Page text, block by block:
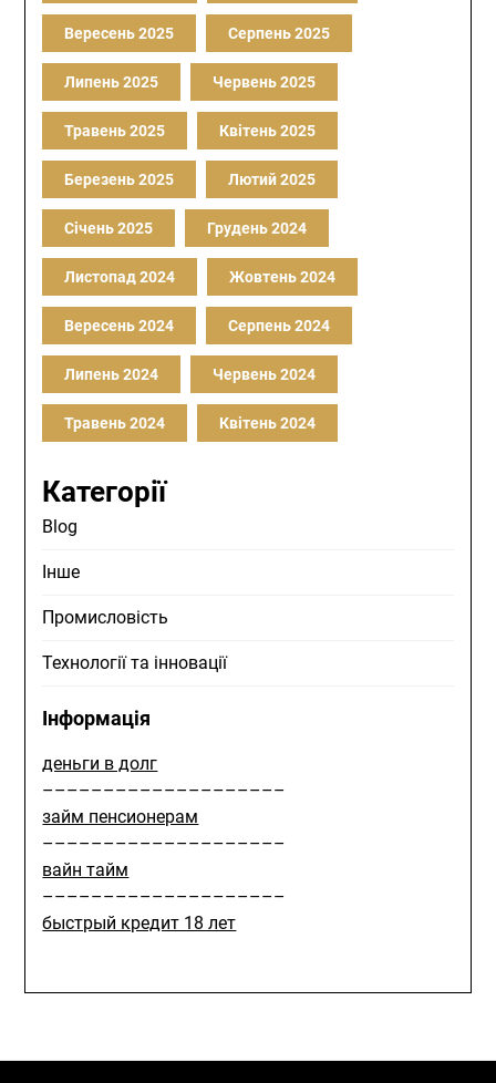
Вересень 2025 Серпень 2025
Липень 2025 Червень 2025
Травень 2025 Квітень 2025
Березень 2025 Лютий 2025
Січень 2025 Грудень 2024
Листопад 2024 Жовтень 2024
Вересень 2024 Серпень 2024
Липень 2024 Червень 2024
Травень 2024 Квітень 2024
Категорії
Blog
Інше
Промисловість
Технології та інновації
Інформація
деньги в долг
––––––––––––––––––––
займ пенсионерам
––––––––––––––––––––
вайн тайм
––––––––––––––––––––
быстрый кредит 18 лет